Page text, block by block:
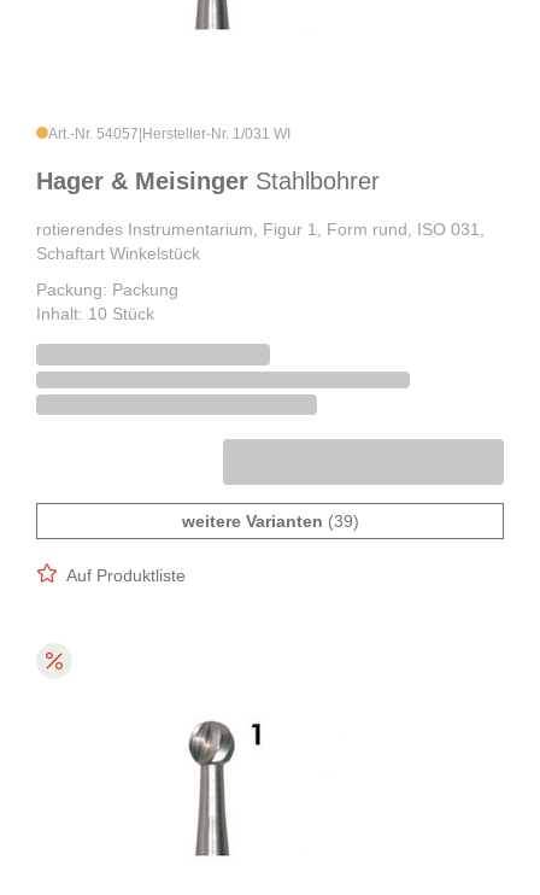
Art.-Nr. 54057 Hersteller-Nr. 1/031 WI
Hager & Meisinger Stahlbohrer
rotierendes Instrumentarium, Figur 1, Form rund, ISO 031,
Schaftart Winkelstück
Packung: Packung
Inhalt: 10 Stück
weitere Varianten (39)
Auf Produktliste